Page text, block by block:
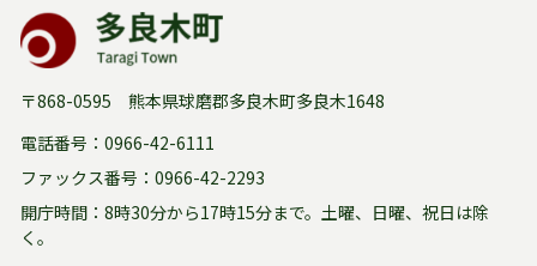
〒868-0595 熊本県球磨郡多良木町多良木1648
電話番号：0966-42-6111
ファックス番号：0966-42-2293
開庁時間：8時30分から17時15分まで。 土曜、日曜、祝日は除
く。